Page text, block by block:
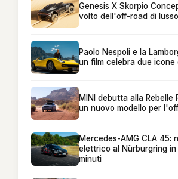
Genesis X Skorpio
volto dell'off-road di lusso
Paolo Nespoli e la
un film celebra due
MINI debutta alla Rebelle
un nuovo modello per
Mercedes-AMG CLA 45:
elettrico al Nürburgring
minuti